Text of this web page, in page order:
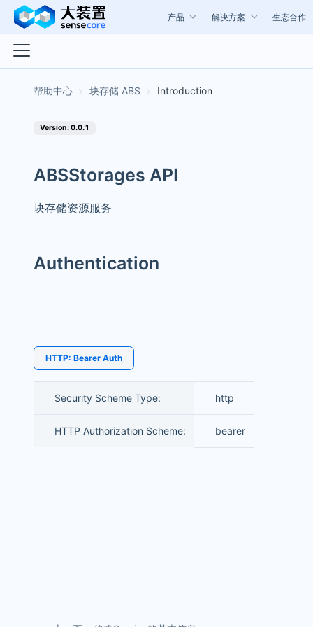
产品 解决方案 生态合作
块存储 ABS Introduction
Version: 0.0.1
ABSStorages API
块存储资源服务
Authentication
HTTP: Bearer Auth
Security Scheme Type: http
HTTP Authorization Scheme: bearer